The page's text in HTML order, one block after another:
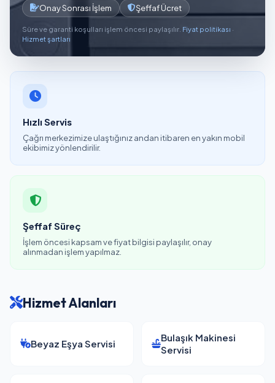
Onay Sonrası İşlem
Şeffaf Ücret
Süre ve garanti koşulları işlem öncesi paylaşılır. Fiyat politikası ·
Hizmet şartları
Hızlı Servis
Çağrı merkezimize ulaştığınız andan itibaren en yakın mobil
ekibimiz yönlendirilir.
Şeffaf Süreç
İşlem öncesi kapsam ve fiyat bilgisi paylaşılır, onay
alınmadan işlem yapılmaz.
Hizmet Alanları
Beyaz Eşya Servisi
Bulaşık Makinesi
Servisi